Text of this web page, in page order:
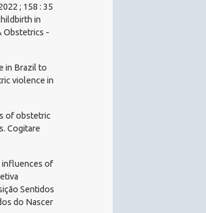
; 158 : 35
in
Obstetrics -
in Brazil to
violence in
of obstetric
Cogitare
influences of
Sentidos
do Nascer